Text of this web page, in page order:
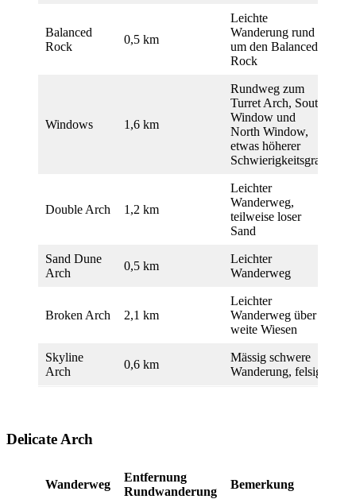
Balanced
Rock
0,5 km
Leichte
Wanderung rund
um den Balanced
Rock
Windows 1,6 km
Rundweg zum
Turret Arch, South
Window und
North Window,
etwas höherer
Schwierigkeitsgrad
Double Arch 1,2 km
Leichter
Wanderweg,
teilweise loser
Sand
Sand Dune
Arch
0,5 km
Leichter
Wanderweg
Broken Arch 2,1 km
Leichter
Wanderweg über
weite Wiesen
Skyline
Arch
0,6 km
Mässig schwere
Wanderung, felsig
Delicate Arch
Wanderweg
Entfernung
Rundwanderung
Bemerkung